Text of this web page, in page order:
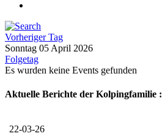
Vorheriger Tag
Sonntag 05 April 2026
Folgetag
Es wurden keine Events gefunden
Aktuelle Berichte der Kolpingfamilie :
22-03-26